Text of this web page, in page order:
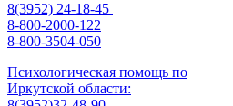
8(3952) 24-18-45
8-800-2000-122
8-800-3504-050
Психологическая помощь по
Иркутской области: